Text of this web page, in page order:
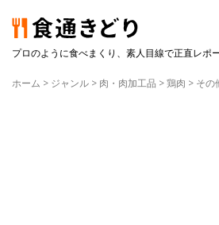
プロのように食べまくり、素人目線で正直レポ
ホーム > ジャンル > 肉・肉加工品 >鶏肉 > その